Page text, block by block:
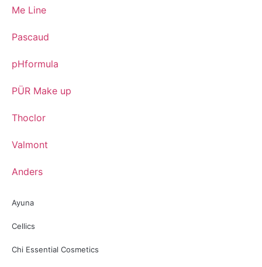
Me Line
Pascaud
pHformula
PÜR Make up
Thoclor
Valmont
Anders
Ayuna
Cellics
Chi Essential Cosmetics